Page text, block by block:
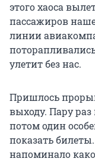
этого хаоса
пассажиров
линии
улетит без нас.
Пришлось
выходу. Пару
потом один
показать
напоминало